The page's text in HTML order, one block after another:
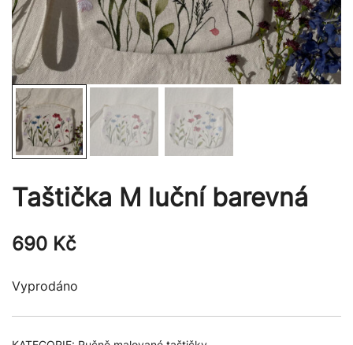
Taštička M luční barevná
690 Kč
Vyprodáno